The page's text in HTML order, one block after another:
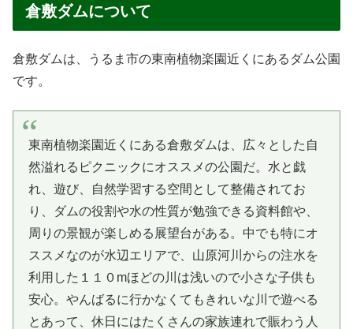
倉敷ダムについて
倉敷ダムは、うるま市の東南植物楽園近くにあるダム公園
です。
東南植物楽園近くにある倉敷ダムは、広々とした自
然溢れるピクニックにオススメの公園だ。水と戯
れ、遊び、自然学習する空間として整備されてお
り、ダムの役割や水の性質が勉強できる資料館や、
周りの景観が楽しめる展望台がある。中でも特にオ
ススメなのが水辺エリアで、山原河川からの注水を
利用した１１０mほどの川は浅いので小さな子供も
安心。やんばるに行かなくてもきれいな川で遊べる
とあって、休日にはたくさんの家族連れで賑わう人